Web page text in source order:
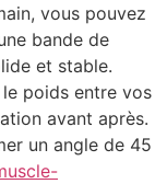
vous pouvez
bande de
et stable.
poids entre vos
avant après.
un angle de 45